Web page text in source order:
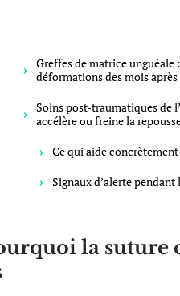
Greffes de matrice unguéale
déformations des mois
Soins post-traumatiques de
accélère ou freine la
Ce qui aide concrètement
Signaux d’alerte pendant
la suture